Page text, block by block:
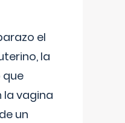
el
la
que
la vagina
un